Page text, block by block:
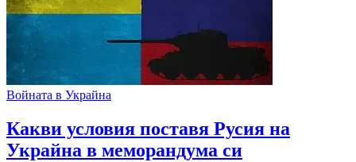
Войната в Украйна
Какви условия поставя Русия на
Украйна в меморандума си